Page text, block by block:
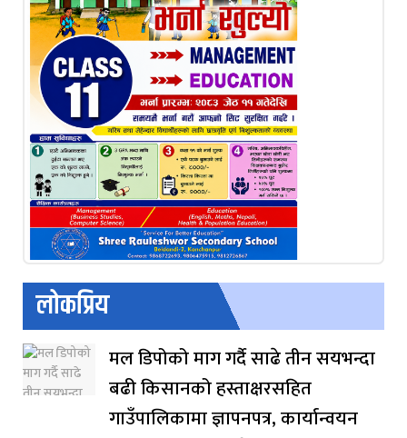
लोकप्रिय
मल डिपोको माग गर्दै साढे तीन सयभन्दा
बढी किसानको हस्ताक्षरसहित
गाउँपालिकामा ज्ञापनपत्र, कार्यान्वयन